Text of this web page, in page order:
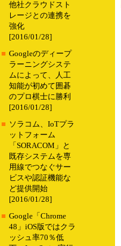
他社クラウドスト
レージとの連携を
強化
[2016/01/28]
■ Googleのディープ
ラーニングシステ
ムによって、人工
知能が初めて囲碁
のプロ棋士に勝利
[2016/01/28]
■ ソラコム、IoTプラ
ットフォーム
「SORACOM」と
既存システムを専
用線でつなぐサー
ビスや認証機能な
ど提供開始
[2016/01/28]
■ Google「Chrome
48」iOS版ではクラ
ッシュ率70％低